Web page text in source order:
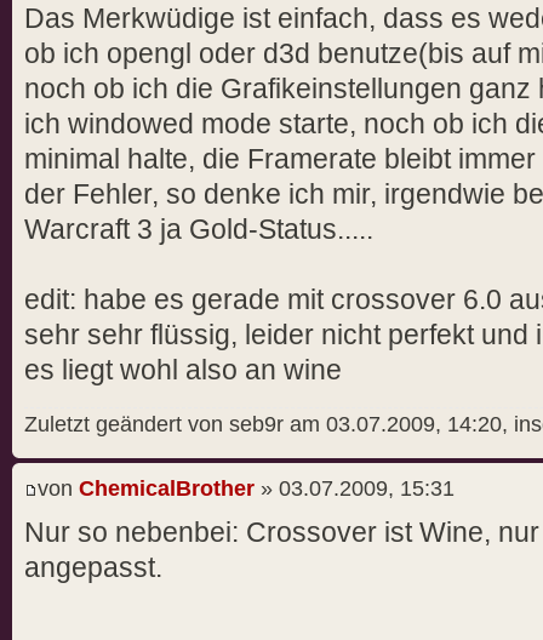
Das Merkwüdige ist einfach, dass es
ob ich opengl oder d3d benutze(bis auf
noch ob ich die Grafikeinstellungen
ich windowed mode starte, noch ob ich
minimal halte, die Framerate bleibt
der Fehler, so denke ich mir, irgendwie
Warcraft 3 ja Gold-Status.....
edit: habe es gerade mit crossover 6.0
sehr sehr flüssig, leider nicht perfekt und
es liegt wohl also an wine
Zuletzt geändert von seb9r am 03.07.2009, 14:20,
von ChemicalBrother » 03.07.2009, 15:31
Nur so nebenbei: Crossover ist Wine,
angepasst.